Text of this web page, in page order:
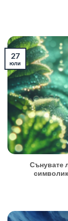
Сънувате
27
юли